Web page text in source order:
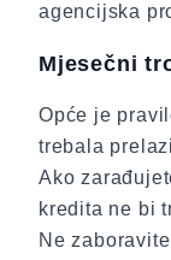
agencijska
Mjesečni
Opće je
trebala
Ako
kredita ne bi
Ne